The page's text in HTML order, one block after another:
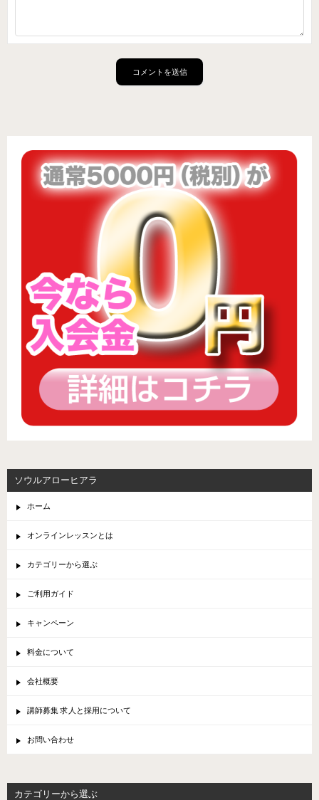
ソウルアローヒアラ
ホーム
オンラインレッスンとは
カテゴリーから選ぶ
ご利用ガイド
キャンペーン
料金について
会社概要
講師募集 求人と採用について
お問い合わせ
カテゴリーから選ぶ